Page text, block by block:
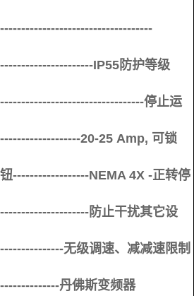
IP55防护等级
停止运
20-25 Amp, 可锁
------------------NEMA 4X -正转停
防止干扰其它设
无级调速、减减速限制
丹佛斯变频器